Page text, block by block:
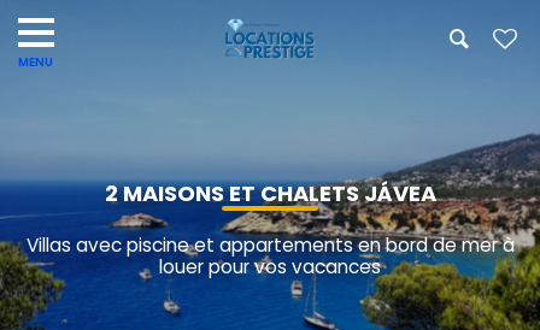
2 MAISONS ET CHALETS JÁVEA
Villas avec piscine et appartements en bord de mer à
louer pour vos vacances